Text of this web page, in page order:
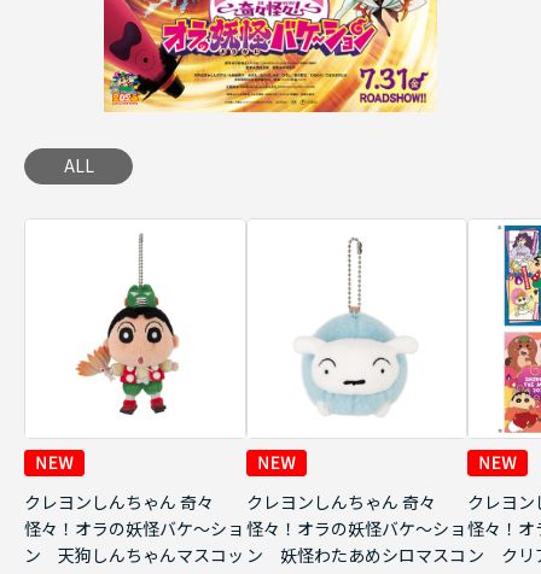
ALL
クレヨンしんちゃん 奇々
怪々！オラの妖怪バケ～ショ
ン 天狗しんちゃんマスコッ
クレヨンしんちゃん 奇々
怪々！オラの妖怪バケ～ショ
ン 妖怪わたあめシロマスコ
クレヨン
怪々！オ
ン クリ